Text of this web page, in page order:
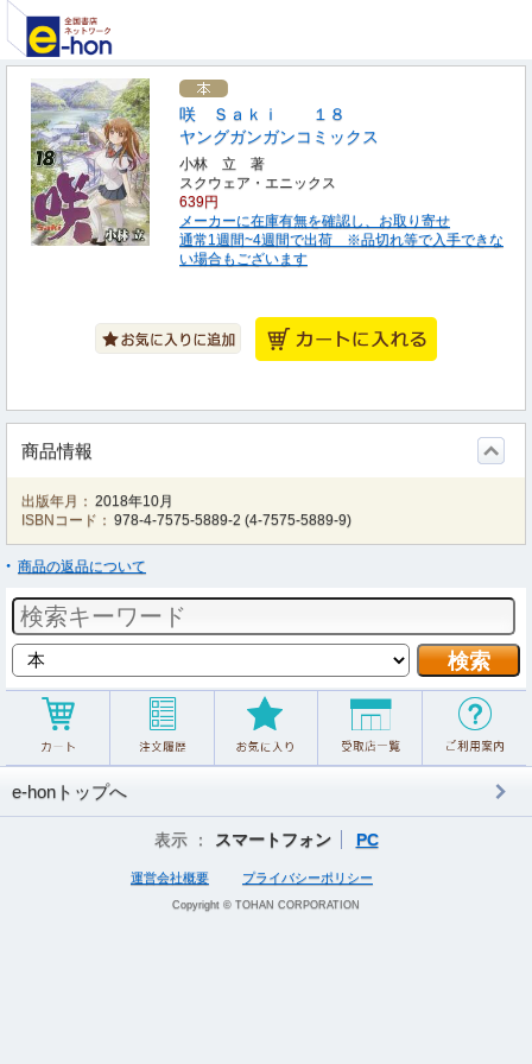
咲 Ｓａｋｉ １８
ヤングガンガンコミックス
小林 立 著
スクウェア・エニックス
639円
メーカーに在庫有無を確認し、お取り寄せ
通常1週間~4週間で出荷 ※品切れ等で入手できな
い場合もございます
商品情報
出版年月： 2018年10月
ISBNコード： 978-4-7575-5889-2 (4-7575-5889-9)
商品の返品について
e-honトップへ
表示 ： スマートフォン PC
運営会社概要 プライバシーポリシー
Copyright © TOHAN CORPORATION